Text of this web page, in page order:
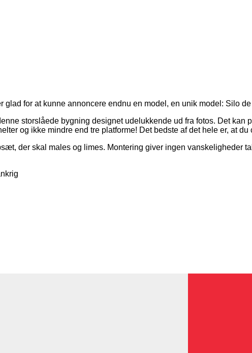
for at kunne annoncere endnu en model, en unik model: Silo
storslåede bygning designet udelukkende ud fra fotos. Det kan
og ikke mindre end tre platforme! Det bedste af det hele er, at
der skal males og limes. Montering giver ingen vanskeligheder